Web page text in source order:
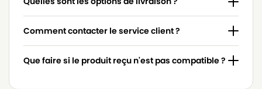
Comment contacter le service client ?
Que faire si le produit reçu n'est pas compatible ?